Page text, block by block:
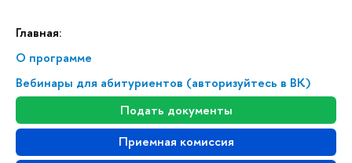
Главная:
О программе
Вебинары для абитуриентов (авторизуйтесь в ВК)
Подать документы
Приемная комиссия